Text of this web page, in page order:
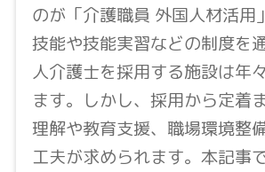
のが「介護職員 外国人材活用
技能や技能実習などの制度を
人介護士を採用する施設は年
ます。しかし、採用から定着
理解や教育支援、職場環境整
工夫が求められます。本記事